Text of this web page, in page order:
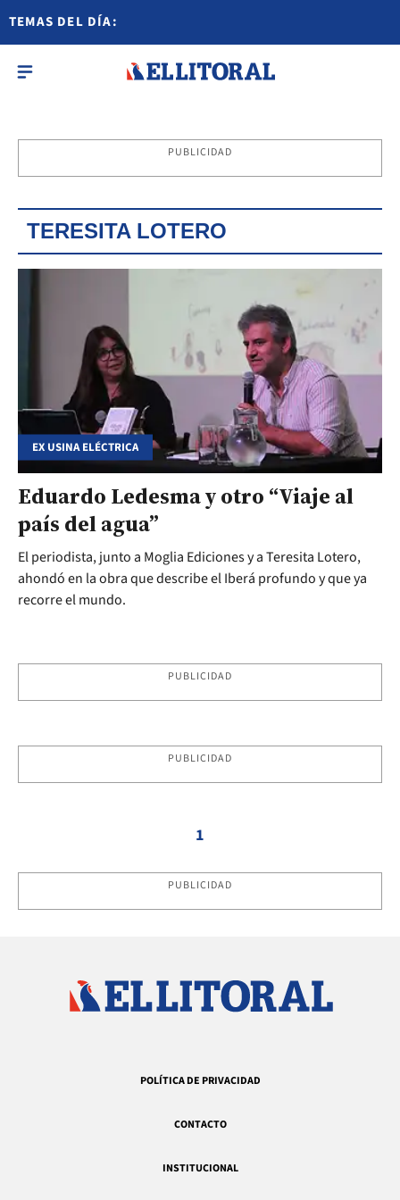
TEMAS DEL DÍA:
PUBLICIDAD
TERESITA LOTERO
EX USINA ELÉCTRICA
Eduardo Ledesma y otro “Viaje al
país del agua”
El periodista, junto a Moglia Ediciones y a Teresita Lotero,
ahondó en la obra que describe el Iberá profundo y que ya
recorre el mundo.
PUBLICIDAD
PUBLICIDAD
1
PUBLICIDAD
POLÍTICA DE PRIVACIDAD
CONTACTO
INSTITUCIONAL